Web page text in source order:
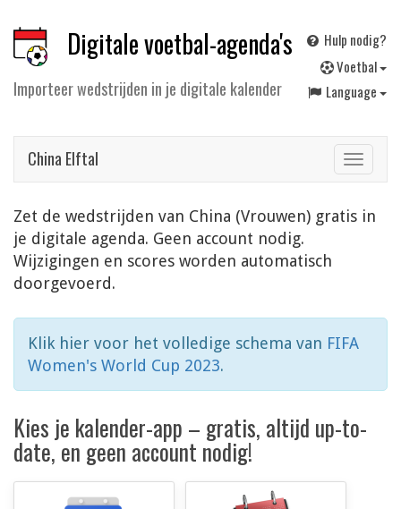
Digitale voetbal-agenda's
Importeer wedstrijden in je digitale kalender
Hulp nodig?
Voetbal
Language
Toggle
China Elftal
Zet de wedstrijden van China (Vrouwen) gratis in
je digitale agenda. Geen account nodig.
Wijzigingen en scores worden automatisch
doorgevoerd.
Klik hier voor het volledige schema van FIFA
Women's World Cup 2023.
Kies je kalender-app – gratis, altijd up-to-
date, en geen account nodig!